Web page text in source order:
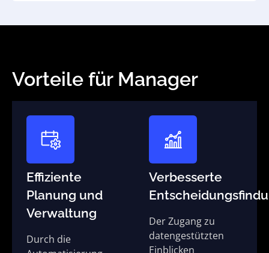
Vorteile für Manager
Effiziente
Planung und
Verwaltung
Durch die
Verbesserte
Der Zugang zu
datengestützten
Einblicken